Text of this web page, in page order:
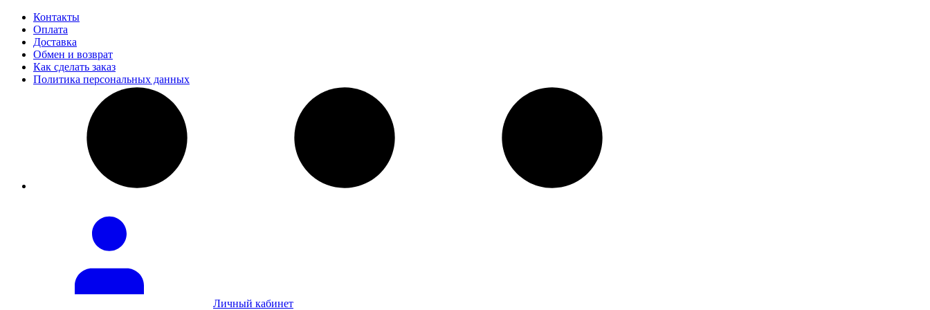
Контакты
Оплата
Доставка
Обмен и возврат
Как сделать заказ
Политика персональных данных
Личный кабинет